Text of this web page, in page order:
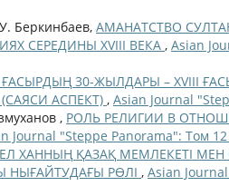
Беркинбаев, АМАНАТСТВО
СЕРЕДИНЫ XVIII ВЕКА , Asian
ҒАСЫРДЫҢ 30-ЖЫЛДАРЫ – XVIIІ
АСПЕКТ) , Asian Journal
, РОЛЬ РЕЛИГИИ В
Journal "Steppe Panorama": Том
ХАННЫҢ ҚАЗАҚ МЕМЛЕКЕТІ
РӨЛІ , Asian